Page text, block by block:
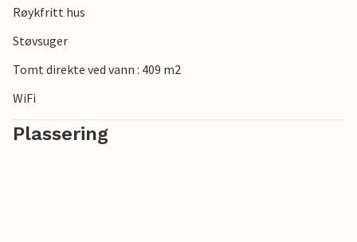
Røykfritt hus
Støvsuger
Tomt direkte ved vann : 409 m2
WiFi
Plassering